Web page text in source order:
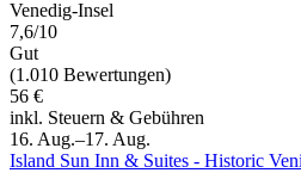
Venedig-Insel
7,6/10
Gut
(1.010 Bewertungen)
56 €
inkl. Steuern & Gebühren
16. Aug.–17. Aug.
Island Sun Inn & Suites - Historic